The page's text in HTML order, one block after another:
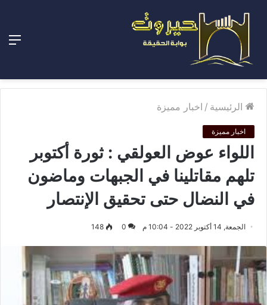
الرئيسية / اخبار مميزة
اخبار مميزة
اللواء عوض العولقي : ثورة أكتوبر
تلهم مقاتلينا في الجبهات وماضون
في النضال حتى تحقيق الإنتصار
الجمعة, 14 أكتوبر 2022 - 10:04 م 0
148